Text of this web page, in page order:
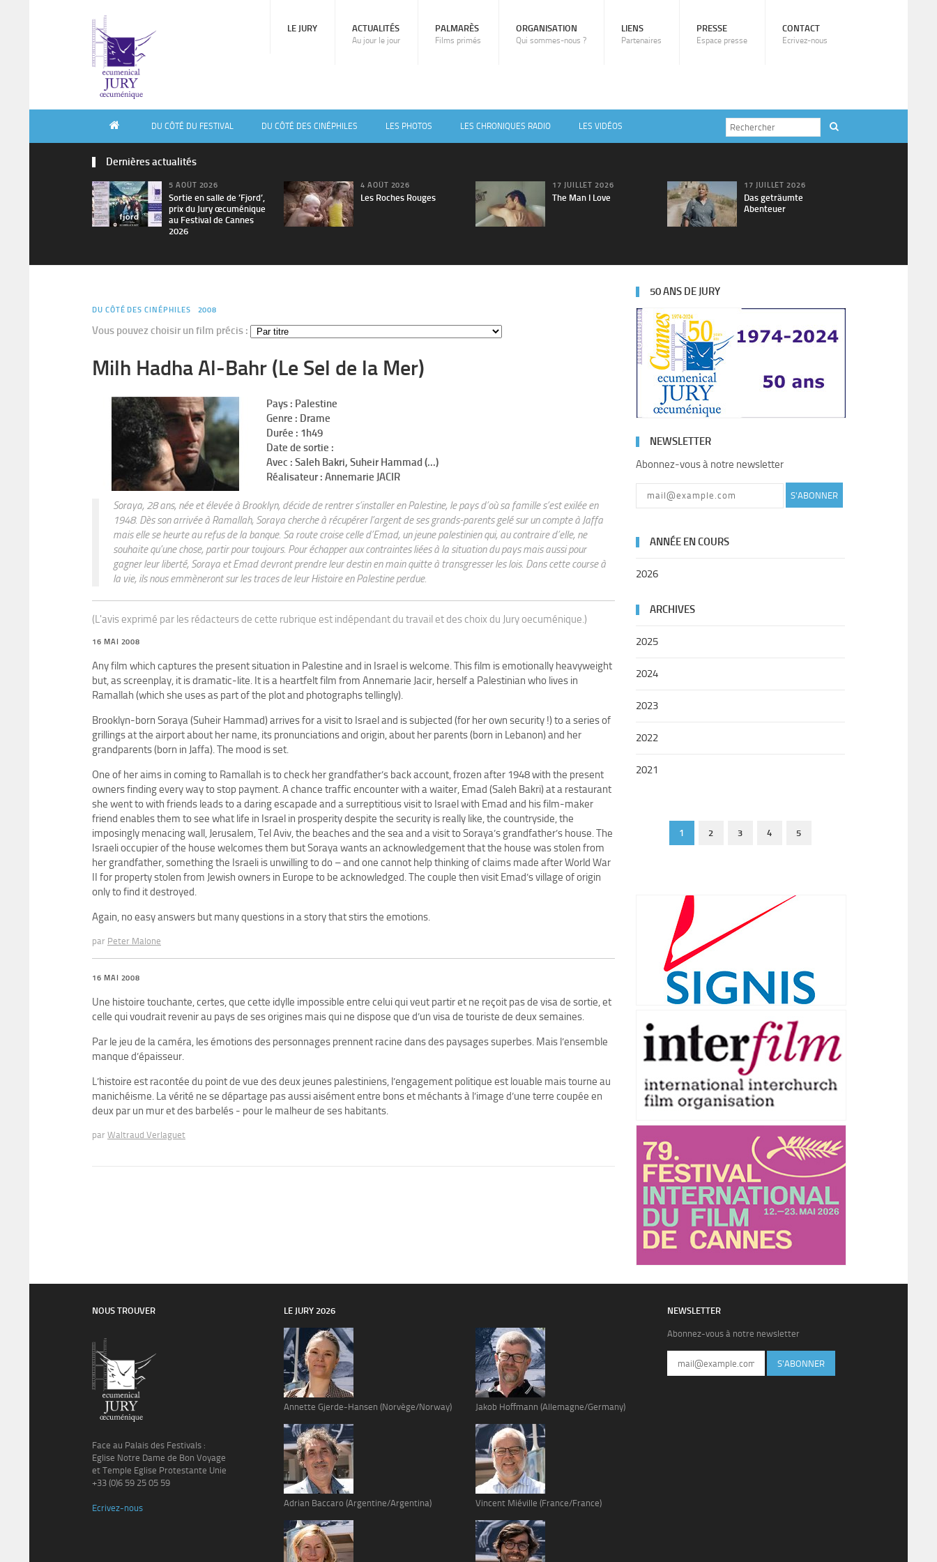
LE JURY ACTUALITÉS
Au jour le jour
PALMARÈS
Films primés
ORGANISATION
Qui sommes-nous ?
LIENS
Partenaires
PRESSE
Espace presse
CONTACT
Ecrivez-nous
DU CÔTÉ DU FESTIVAL DU CÔTÉ DES CINÉPHILES LES PHOTOS LES CHRONIQUES RADIO LES VIDÉOS
Dernières actualités
5 AOÛT 2026
Sortie en salle de ’Fjord’,
prix du Jury œcuménique
au Festival de Cannes
2026
4 AOÛT 2026
Les Roches Rouges
17 JUILLET 2026
The Man I Love
17 JUILLET 2026
Das geträumte
Abenteuer
DU CÔTÉ DES CINÉPHILES 2008
Vous pouvez choisir un film précis :
Milh Hadha Al-Bahr (Le Sel de la Mer)
Pays : Palestine
Genre : Drame
Durée : 1h49
Date de sortie :
Avec : Saleh Bakri, Suheir Hammad (...)
Réalisateur : Annemarie JACIR
Soraya, 28 ans, née et élevée à Brooklyn, décide de rentrer s’installer en Palestine, le pays d’où sa famille s’est exilée en
1948. Dès son arrivée à Ramallah, Soraya cherche à récupérer l’argent de ses grands-parents gelé sur un compte à Jaffa
mais elle se heurte au refus de la banque. Sa route croise celle d’Emad, un jeune palestinien qui, au contraire d’elle, ne
souhaite qu’une chose, partir pour toujours. Pour échapper aux contraintes liées à la situation du pays mais aussi pour
gagner leur liberté, Soraya et Emad devront prendre leur destin en main quitte à transgresser les lois. Dans cette course à
la vie, ils nous emmèneront sur les traces de leur Histoire en Palestine perdue.
(L'avis exprimé par les rédacteurs de cette rubrique est indépendant du travail et des choix du Jury oecuménique.)
16 MAI 2008
Any film which captures the present situation in Palestine and in Israel is welcome. This film is emotionally heavyweight
but, as screenplay, it is dramatic-lite. It is a heartfelt film from Annemarie Jacir, herself a Palestinian who lives in
Ramallah (which she uses as part of the plot and photographs tellingly).
Brooklyn-born Soraya (Suheir Hammad) arrives for a visit to Israel and is subjected (for her own security !) to a series of
grillings at the airport about her name, its pronunciations and origin, about her parents (born in Lebanon) and her
grandparents (born in Jaffa). The mood is set.
One of her aims in coming to Ramallah is to check her grandfather’s back account, frozen after 1948 with the present
owners finding every way to stop payment. A chance traffic encounter with a waiter, Emad (Saleh Bakri) at a restaurant
she went to with friends leads to a daring escapade and a surreptitious visit to Israel with Emad and his film-maker
friend enables them to see what life in Israel in prosperity despite the security is really like, the countryside, the
imposingly menacing wall, Jerusalem, Tel Aviv, the beaches and the sea and a visit to Soraya’s grandfather’s house. The
Israeli occupier of the house welcomes them but Soraya wants an acknowledgement that the house was stolen from
her grandfather, something the Israeli is unwilling to do – and one cannot help thinking of claims made after World War
II for property stolen from Jewish owners in Europe to be acknowledged. The couple then visit Emad’s village of origin
only to find it destroyed.
Again, no easy answers but many questions in a story that stirs the emotions.
par Peter Malone
16 MAI 2008
Une histoire touchante, certes, que cette idylle impossible entre celui qui veut partir et ne reçoit pas de visa de sortie, et
celle qui voudrait revenir au pays de ses origines mais qui ne dispose que d’un visa de touriste de deux semaines.
Par le jeu de la caméra, les émotions des personnages prennent racine dans des paysages superbes. Mais l’ensemble
manque d’épaisseur.
L’histoire est racontée du point de vue des deux jeunes palestiniens, l’engagement politique est louable mais tourne au
manichéisme. La vérité ne se départage pas aussi aisément entre bons et méchants à l’image d’une terre coupée en
deux par un mur et des barbelés - pour le malheur de ses habitants.
par Waltraud Verlaguet
50 ANS DE JURY
NEWSLETTER
Abonnez-vous à notre newsletter
S'ABONNER
ANNÉE EN COURS
2026
ARCHIVES
2025
2024
2023
2022
2021
1 2 3 4 5
NOUS TROUVER
Face au Palais des Festivals :
Eglise Notre Dame de Bon Voyage
et Temple Eglise Protestante Unie
+33 (0)6 59 25 05 59
Ecrivez-nous
LE JURY 2026
Annette Gjerde-Hansen (Norvège/Norway)
Adrian Baccaro (Argentine/Argentina)
Jakob Hoffmann (Allemagne/Germany)
Vincent Miéville (France/France)
NEWSLETTER
Abonnez-vous à notre newsletter
S'ABONNER